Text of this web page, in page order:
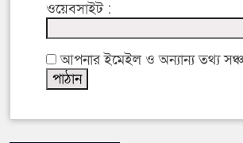
ওয়েবসাইট :
আপনার ইমেইল ও অন্যান্য তথ্য